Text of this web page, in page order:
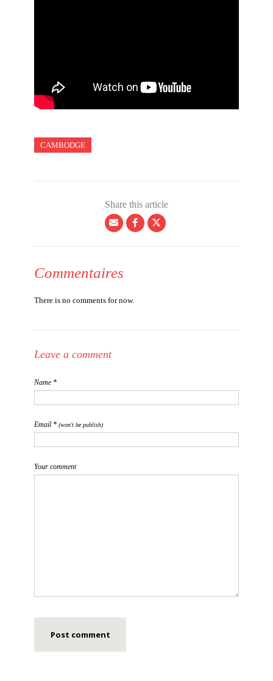
CAMBODGE
Share this article
Commentaires
There is no comments for now.
Leave a comment
Name *
Email * (won't be publish)
Your comment